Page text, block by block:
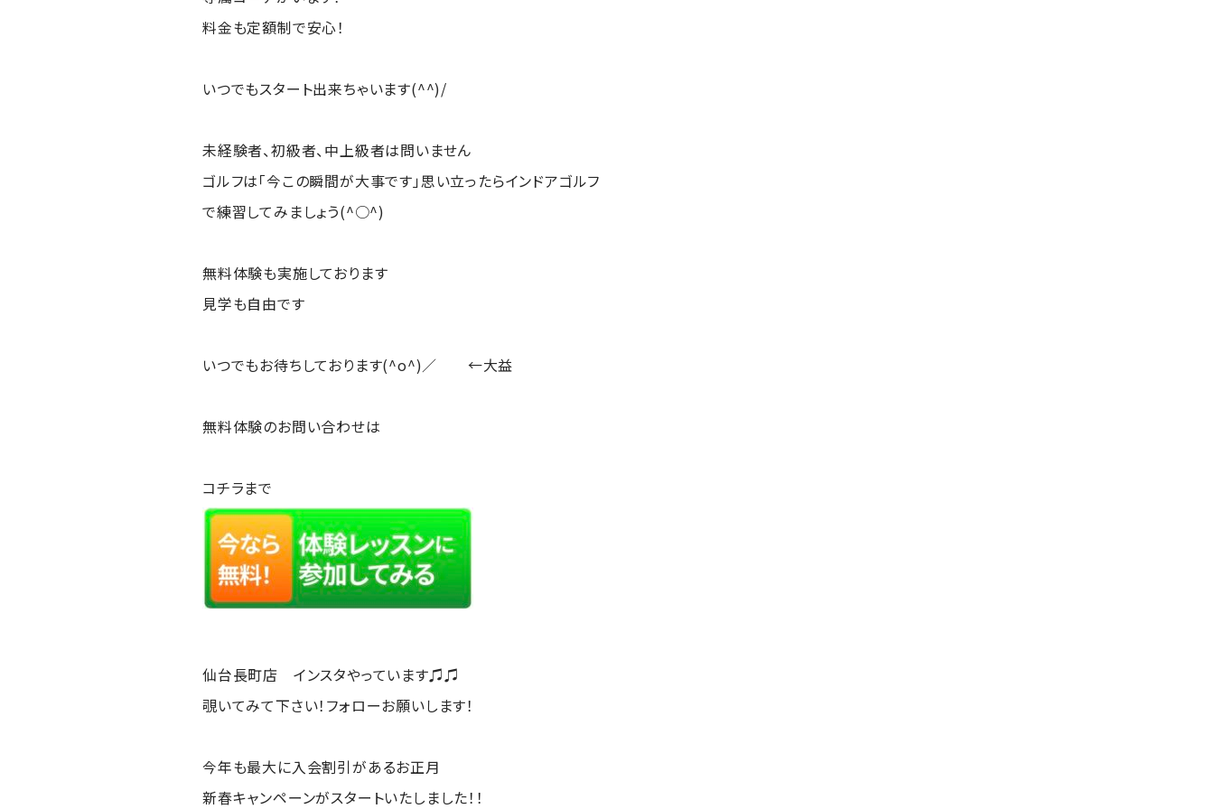
料金も定額制で安心！
いつでもスタート出来ちゃいます(^^)/
未経験者、初級者、中上級者は問いません
ゴルフは「今この瞬間が大事です」思い立ったらインドアゴルフ
で練習してみましょう(^○^)
無料体験も実施しております
見学も自由です
いつでもお待ちしております(^o^)／ ←大益
無料体験のお問い合わせは
コチラまで
仙台長町店 インスタやっています♫♫
覗いてみて下さい！フォローお願いします！
今年も最大に入会割引があるお正月
新春キャンペーンがスタートいたしました！！